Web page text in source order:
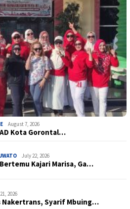
August 7, 2026
Kota Gorontal…
July 22, 2026
Kajari Marisa, Ga…
2026
Nakertrans, Syarif Mbuing…